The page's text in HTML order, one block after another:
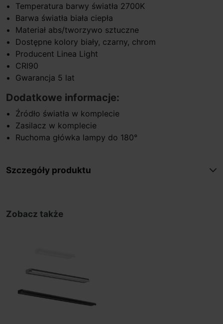
Temperatura barwy światła 2700K
Barwa światła biała ciepła
Materiał abs/tworzywo sztuczne
Dostępne kolory biały, czarny, chrom
Producent Linea Light
CRI90
Gwarancja 5 lat
Dodatkowe informacje:
Źródło światła w komplecie
Zasilacz w komplecie
Ruchoma główka lampy do 180°
Szczegóły produktu
Zobacz także